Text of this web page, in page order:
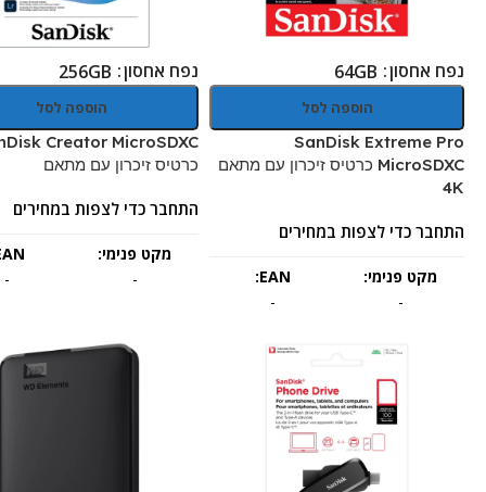
נפח אחסון 64GB
הוספה לסל
SanDisk Extreme Pro
MicroSDXC כרטיס זיכרון עם מתאם
4K
התחבר כדי לצפות במחירים
מקט פנימי:
-
EAN:
-
נפח אחסון 256GB
הוספה לסל
Creator MicroSDXC
כרטיס זיכרון עם מתאם
התחבר כדי לצפות במחירים
מקט פנימי:
-
-